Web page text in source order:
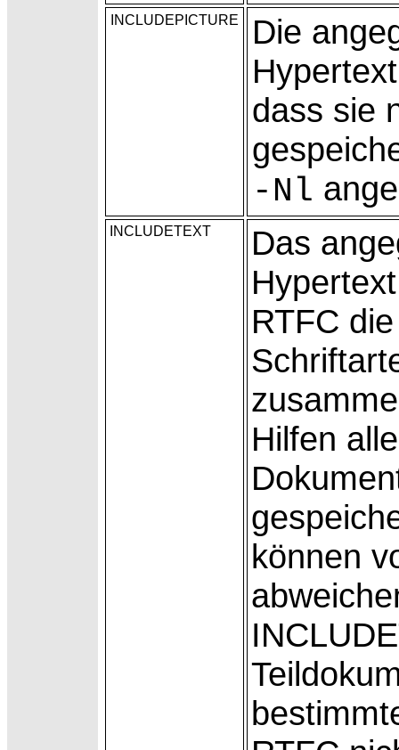
INCLUDEPICTURE
Die
dass sie
-Nl
INCLUDETEXT
Das
RTFC
Hilfen
können